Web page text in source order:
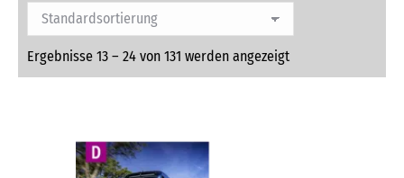
Ergebnisse 13 – 24 von 131 werden angezeigt